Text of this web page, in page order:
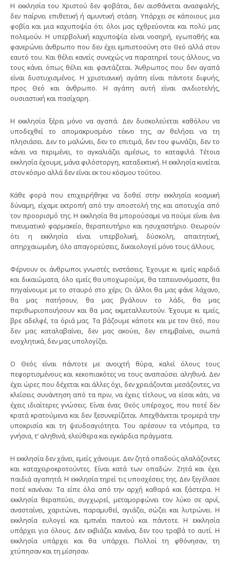
Η εκκλησία του Χριστού δεν φοβάται, δεν αισθάνεται ανασφαλής,
δεν παίρνει επιθετική ή αμυντική στάση. Υπάρχει σε κάποιους μια
φοβία και μια καχυποψία ότι όλοι μας εχθρεύονται και πολύ μας
πολεμούν. Η υπερβολική καχυποψία είναι νοσηρή, εγωπαθής και
φανερώνει άνθρωπο που δεν έχει εμπιστοσύνη στο Θεό αλλά στον
εαυτό του. Και θέλει κανείς συνεχώς να παρατηρεί τους άλλους, να
τους κάνει όπως θέλει και φαντάζεται. Άνθρωπος που δεν αγαπά
είναι δυστυχισμένος. Η χριστιανική αγάπη είναι πάντοτε διφυής,
προς Θεό και άνθρωπο. Η αγάπη αυτή είναι ανιδιοτελής,
ουσιαστική και πασίχαρη.
Η εκκλησία ξέρει μόνο να αγαπά. Δεν δυσκολεύεται καθόλου να
υποδεχθεί το απομακρυσμένο τέκνο της, αν θελήσει να τη
πλησιάσει. Δεν το μαλώνει, δεν το επιτιμά, δεν του φωνάζει, δεν το
κάνει να περιμένει, το αγκαλιάζει αμέσως, το καταφιλά. Τέτοια
εκκλησία έχουμε, μάνα φιλόστοργη, καταδεκτική. Η εκκλησία κινείται
στον κόσμο αλλά δεν είναι εκ του κόσμου τούτου.
Κάθε φορά που επιχειρήθηκε να δοθεί στην εκκλησία κοσμική
δύναμη, είχαμε εκτροπή από την αποστολή της και αποτυχία από
τον προορισμό της. Η εκκλησία θα μπορούσαμε να πούμε είναι ένα
πνευματικό φαρμακείο, θεραπευτήριο και ησυχαστήριο. Θεωρούν
ότι η εκκλησία είναι υπερβολική, δύσκολη, απαιτητική,
απηρχαιωμένη, όλο απαγορεύσεις, δικαιολογεί μόνο τους άλλους.
Φέρνουν οι άνθρωποι γνωστές ενστάσεις. Έχουμε κι εμείς καρδιά
και δικαιώματα, όλο εμείς θα υποχωρούμε, θα ταπεινονόμαστε, θα
πηγαίνουμε με το σταυρό στο χέρι; Οι άλλοι θα μας φάνε λάχανο,
θα μας πατήσουν, θα μας βγάλουν το λάδι, θα μας
περιθωριοποιήσουν και θα μας εκμεταλλευτούν. Έχουμε κι εμείς,
βρε αδελφέ, τα όριά μας. Τα βάζουμε κάποτε και με τον Θεό, που
δεν μας καταλαβαίνει, δεν μας ακούει, δεν επεμβαίνει, σιωπά
ενοχλητικά, δεν μας υπολογίζει.
Ο Θεός είναι πάντοτε με ανοιχτή θύρα, καλεί όλους τους
πεφορτισμένους και κεκοπιακότες να τους αναπαύσει αληθινά. Δεν
έχει ώρες που δέχεται και άλλες όχι, δεν χρειάζονται μεσάζοντες, να
κλείσεις συνάντηση από τα πριν, να έχεις τίτλους, να είσαι κάτι, να
έχεις ιδιαίτερες γνώσεις. Είναι ένας Θεός υπέροχος, που ποτέ δεν
κρατά κρατούμενα και δεν ξεσυνερίζεται. Απεχθάνεται τρομερά την
υποκρισία και τη ψευδοαγιότητα. Του αρέσουν τα ντόμπρα, τα
γνήσια, τ’ αληθινά, ελεύθερα και εγκάρδια πράγματα.
Η εκκλησία δεν χάνει, εμείς χάνουμε. Δεν ζητά οπαδούς αλαλάζοντες
και καταχειροκροτούντες. Είναι κατά των οπαδών. Ζητά και έχει
παιδιά αγαπητά. Η εκκλησία τηρεί τις υποσχέσεις της. Δεν ξεγέλασε
ποτέ κανέναν. Τα είπε όλα από την αρχή καθαρά και ξάστερα. Η
εκκλησία θεραπεύει, συγχωρεί, μεταμορφώνει τον λύκο σε αρνί,
ανασταίνει, χαριτώνει, παραμυθεί, αγιάζει, σώζει και λυτρώνει. Η
εκκλησία ευλογεί και εμπνέει παντού και πάντοτε. Η εκκλησία
υπάρχει για όλους. Δεν εκβιάζει κανένα, δεν του τραβά το αυτί. Η
εκκλησία υπάρχει και θα υπάρχει. Πολλοί τη φθόνησαν, τη
χτύπησαν και τη μίσησαν.